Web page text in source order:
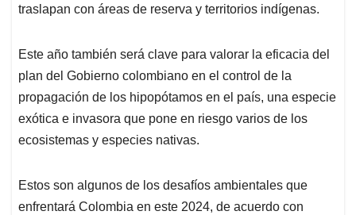
traslapan con áreas de reserva y territorios indígenas.
Este año también será clave para valorar la eficacia del
plan del Gobierno colombiano en el control de la
propagación de los hipopótamos en el país, una especie
exótica e invasora que pone en riesgo varios de los
ecosistemas y especies nativas.
Estos son algunos de los desafíos ambientales que
enfrentará Colombia en este 2024, de acuerdo con